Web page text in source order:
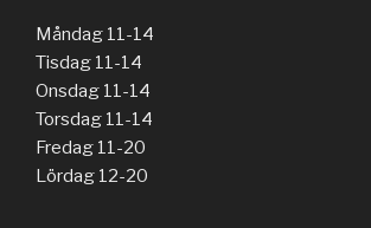
Måndag 11-14
Tisdag 11-14
Onsdag 11-14
Torsdag 11-14
Fredag 11-20
Lördag 12-20